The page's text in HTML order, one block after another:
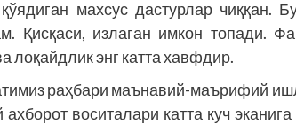
махсус дас­турлар чиққан.
Қисқаси, излаган имкон топади.
лоқайдлик энг катта хавфдир.
раҳбари маънавий-маърифий
воситалари катта куч